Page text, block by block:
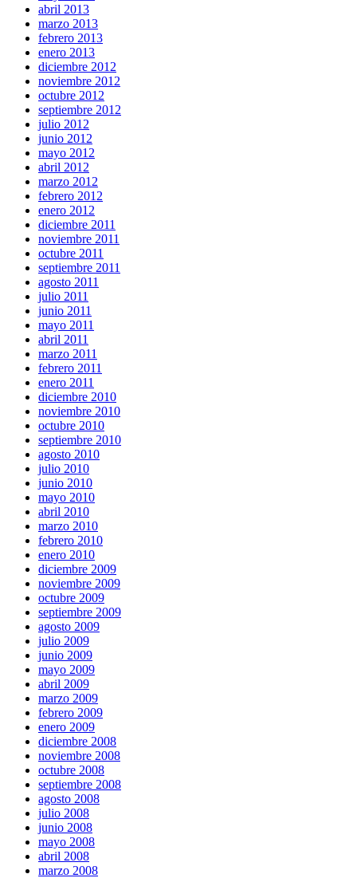
abril 2013
marzo 2013
febrero 2013
enero 2013
diciembre 2012
noviembre 2012
octubre 2012
septiembre 2012
julio 2012
junio 2012
mayo 2012
abril 2012
marzo 2012
febrero 2012
enero 2012
diciembre 2011
noviembre 2011
octubre 2011
septiembre 2011
agosto 2011
julio 2011
junio 2011
mayo 2011
abril 2011
marzo 2011
febrero 2011
enero 2011
diciembre 2010
noviembre 2010
octubre 2010
septiembre 2010
agosto 2010
julio 2010
junio 2010
mayo 2010
abril 2010
marzo 2010
febrero 2010
enero 2010
diciembre 2009
noviembre 2009
octubre 2009
septiembre 2009
agosto 2009
julio 2009
junio 2009
mayo 2009
abril 2009
marzo 2009
febrero 2009
enero 2009
diciembre 2008
noviembre 2008
octubre 2008
septiembre 2008
agosto 2008
julio 2008
junio 2008
mayo 2008
abril 2008
marzo 2008